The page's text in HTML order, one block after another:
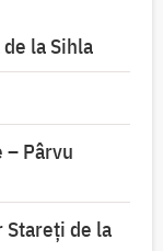
la Sihla
Pârvu
Stareți de la